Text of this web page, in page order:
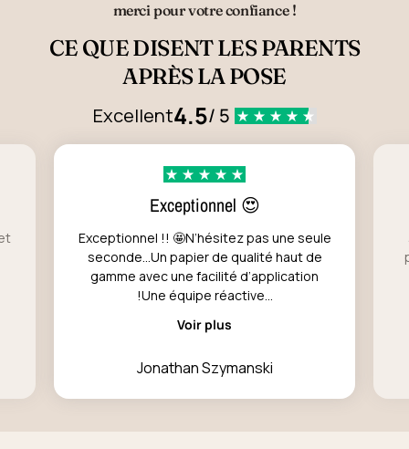
merci pour votre confiance !
CE QUE DISENT LES PARENTS
APRÈS LA POSE
Excellent4.5/ 5
Exceptionnel 😍
Exceptionnel !! 🤩N’hésitez pas une seule
seconde…Un papier de qualité haut de
gamme avec une facilité d’application
!Une équipe réactive...
Voir plus
Jonathan Szymanski